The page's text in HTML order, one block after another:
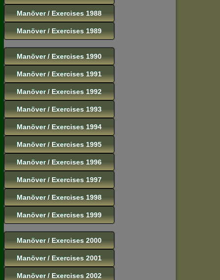
Manöver / Exercises 1988
Manöver / Exercises 1989
Manöver / Exercises 1990
Manöver / Exercises 1991
Manöver / Exercises 1992
Manöver / Exercises 1993
Manöver / Exercises 1994
Manöver / Exercises 1995
Manöver / Exercises 1996
Manöver / Exercises 1997
Manöver / Exercises 1998
Manöver / Exercises 1999
Manöver / Exercises 2000
Manöver / Exercises 2001
Manöver / Exercises 2002